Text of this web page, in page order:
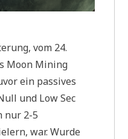
vom 24.
Moon Mining
ein passives
und Low Sec
nur 2-5
war. Wurde